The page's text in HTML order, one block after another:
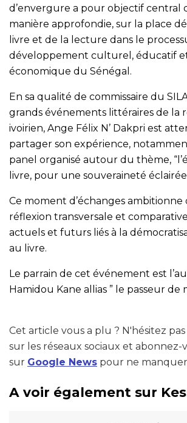
d’envergure a pour objectif central
manière approfondie, sur la place
livre et de la lecture dans le
développement culturel, éducatif
économique du Sénégal.
En sa qualité de commissaire du
grands événements littéraires de la
ivoirien, Ange Félix N’ Dakpri est
partager son expérience,
panel organisé autour du thème,
livre, pour une souveraineté
Ce moment d’échanges ambitionne
réflexion transversale et
actuels et futurs liés à la
au livre.
Le parrain de cet événement est
Hamidou Kane allias ” le passeur de
Cet article vous a plu ? N'hésitez
sur les réseaux sociaux et abonnez-
sur Google News pour ne
A voir également sur